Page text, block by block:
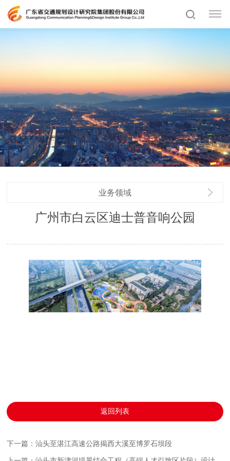
业务领域
广州市白云区迪士普音响公园
返回列表
下一篇：汕头至湛江高速公路揭西大溪至博罗石坝段